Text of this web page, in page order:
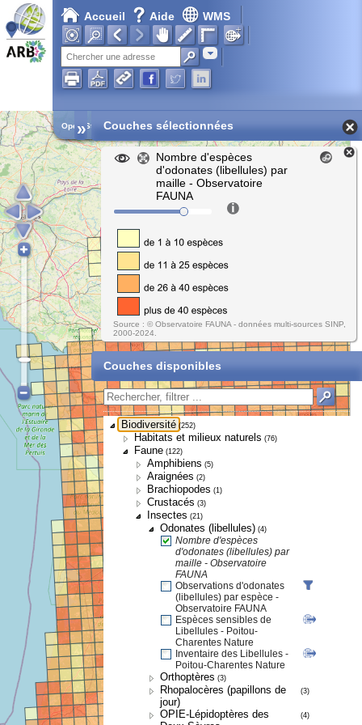
Accueil Aide WMS
Adresse
Open Street Map
» Couches sélectionnées
Nombre d'espèces
d'odonates (libellules) par
maille - Observatoire
FAUNA
Source : © Observatoire FAUNA - données multi-sources SINP,
2000-2024.
Couches disponibles
Biodiversité (252)
Habitats et milieux naturels (76)
Faune (122)
Amphibiens (5)
Araignées (2)
Brachiopodes (1)
Crustacés (3)
Insectes (21)
Odonates (libellules) (4)
Nombre d'espèces
d'odonates (libellules) par
maille - Observatoire
FAUNA
Observations d'odonates
(libellules) par espèce -
Observatoire FAUNA
Espèces sensibles de
Libellules - Poitou-
Charentes Nature
Inventaire des Libellules -
Poitou-Charentes Nature
Orthoptères (3)
Rhopalocères (papillons de
jour)
(3)
OPIE-Lépidoptères des
(4)